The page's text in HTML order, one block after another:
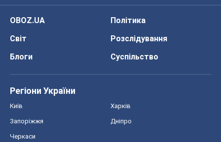
OBOZ.UA
Політика
Світ
Розслідування
Блоги
Суспільство
Регіони України
Київ Харків
Запоріжжя Дніпро
Черкаси